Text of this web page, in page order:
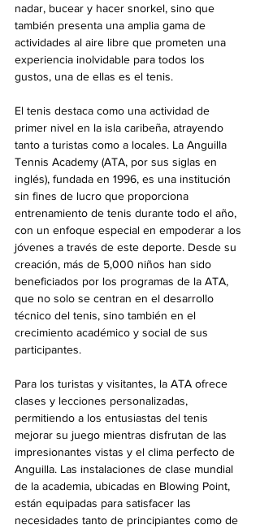
nadar, bucear y hacer snorkel, sino que
también presenta una amplia gama de
actividades al aire libre que prometen una
experiencia inolvidable para todos los
gustos, una de ellas es el tenis.
El tenis destaca como una actividad de
primer nivel en la isla caribeña, atrayendo
tanto a turistas como a locales. La Anguilla
Tennis Academy (ATA, por sus siglas en
inglés), fundada en 1996, es una institución
sin fines de lucro que proporciona
entrenamiento de tenis durante todo el año,
con un enfoque especial en empoderar a los
jóvenes a través de este deporte. Desde su
creación, más de 5,000 niños han sido
beneficiados por los programas de la ATA,
que no solo se centran en el desarrollo
técnico del tenis, sino también en el
crecimiento académico y social de sus
participantes.
Para los turistas y visitantes, la ATA ofrece
clases y lecciones personalizadas,
permitiendo a los entusiastas del tenis
mejorar su juego mientras disfrutan de las
impresionantes vistas y el clima perfecto de
Anguilla. Las instalaciones de clase mundial
de la academia, ubicadas en Blowing Point,
están equipadas para satisfacer las
necesidades tanto de principiantes como de